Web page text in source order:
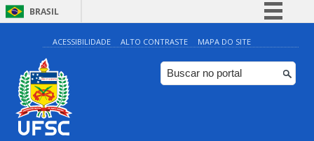
BRASIL
Simplifique!
Comunica BR
Participe
ACESSIBILIDADE ALTO CONTRASTE MAPA DO SITE